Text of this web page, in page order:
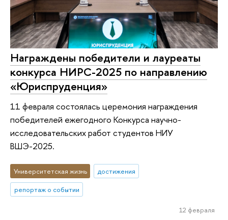
Награждены победители и лауреаты
конкурса НИРС-2025 по направлению
«Юриспруденция»
11 февраля состоялась церемония награждения
победителей ежегодного Конкурса научно-
исследовательских работ студентов НИУ
ВШЭ-2025.
Университетская жизнь
достижения
репортаж о событии
12 февраля